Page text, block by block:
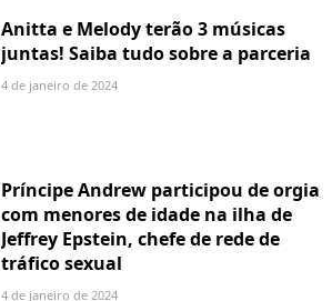
Anitta e Melody terão 3 músicas
juntas! Saiba tudo sobre a parceria
4 de janeiro de 2024
Príncipe Andrew participou de orgia
com menores de idade na ilha de
Jeffrey Epstein, chefe de rede de
tráfico sexual
4 de janeiro de 2024